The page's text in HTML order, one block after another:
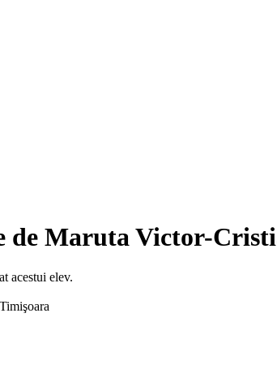
de Maruta Victor-
acestui elev.